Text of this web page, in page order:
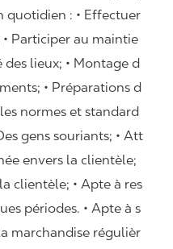
quotidien : • Effectuer
Participer au maintie
lieux; • Montage d
• Préparations d
normes et standard
gens souriants; • Att
envers la clientèle;
clientèle; • Apte à res
périodes. • Apte à s
marchandise régulièr